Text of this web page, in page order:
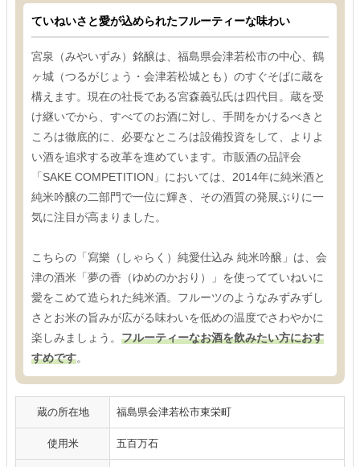
ていねいさと愛が込められたフルーティーな味わい
宮泉（みやいずみ）銘醸は、福島県会津若松市の中心、鶴
ヶ城（つるがじょう・会津若松城とも）のすぐそばに蔵を
構えます。現在の社長である宮森義弘氏は四代目。蔵を受
け継いでから、すべてのお酒に対し、手間をかけるべきと
ころは徹底的に、必要なところは設備投資をして、よりよ
い酒を追求する改革を進めています。市販酒の品評会
「SAKE COMPETITION」においては、2014年に純米酒と
純米吟醸の二部門で一位に輝き、その酒質の発展ぶりに一
気に注目が高まりました。
こちらの「寫樂（しゃらく）純愛仕込み 純米吟醸」は、会
津の酒米「夢の香（ゆめのかおり）」を使ってていねいに
愛をこめて造られた純米酒。フルーツのようなみずみずし
さとお米の旨みが広がる味わいを低めの温度でさわやかに
楽しみましょう。 フルーティーなお酒を飲みたい方におす
すめです。
蔵の所在地 福島県会津若松市東栄町
使用米 五百万石